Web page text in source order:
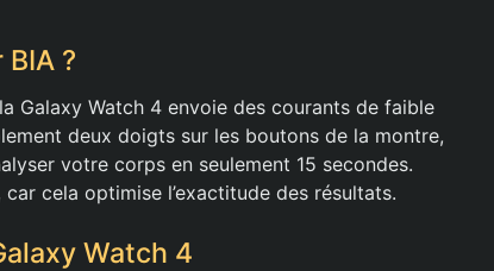
?
Galaxy Watch 4 envoie des courants de faible
deux doigts sur les boutons de la montre,
votre corps en seulement 15 secondes.
cela optimise l’exactitude des résultats.
Watch 4